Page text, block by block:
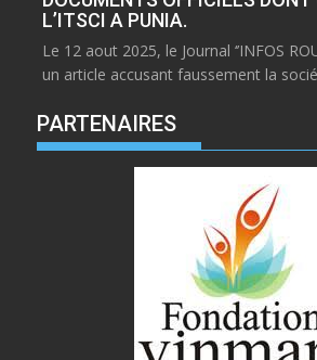
L’ITSCI A PUNIA.
Le 12 aout 2025, le Journal ‘’INFOS
un article accusant faussement la
PARTENAIRES